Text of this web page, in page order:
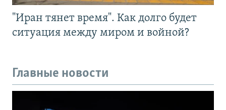
"Иран тянет время". Как долго будет
ситуация между миром и войной?
Главные новости